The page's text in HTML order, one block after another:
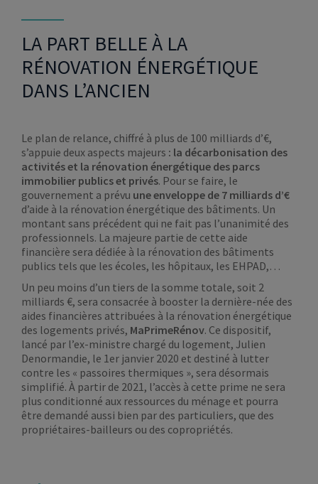
LA PART BELLE À LA
RÉNOVATION ÉNERGÉTIQUE
DANS L’ANCIEN
Le plan de relance, chiffré à plus de 100 milliards d’€,
s’appuie deux aspects majeurs : la décarbonisation des
activités et la rénovation énergétique des parcs
immobilier publics et privés. Pour se faire, le
gouvernement a prévu une enveloppe de 7 milliards d’€
d’aide à la rénovation énergétique des bâtiments. Un
montant sans précédent qui ne fait pas l’unanimité des
professionnels. La majeure partie de cette aide
financière sera dédiée à la rénovation des bâtiments
publics tels que les écoles, les hôpitaux, les EHPAD,…
Un peu moins d’un tiers de la somme totale, soit 2
milliards €, sera consacrée à booster la dernière-née des
aides financières attribuées à la rénovation énergétique
des logements privés, MaPrimeRénov. Ce dispositif,
lancé par l’ex-ministre chargé du logement, Julien
Denormandie, le 1er janvier 2020 et destiné à lutter
contre les « passoires thermiques », sera désormais
simplifié. À partir de 2021, l’accès à cette prime ne sera
plus conditionné aux ressources du ménage et pourra
être demandé aussi bien par des particuliers, que des
propriétaires-bailleurs ou des copropriétés.